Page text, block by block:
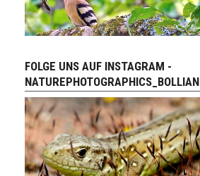
FOLGE UNS AUF INSTAGRAM -
NATUREPHOTOGRAPHICS_BOLLIAN